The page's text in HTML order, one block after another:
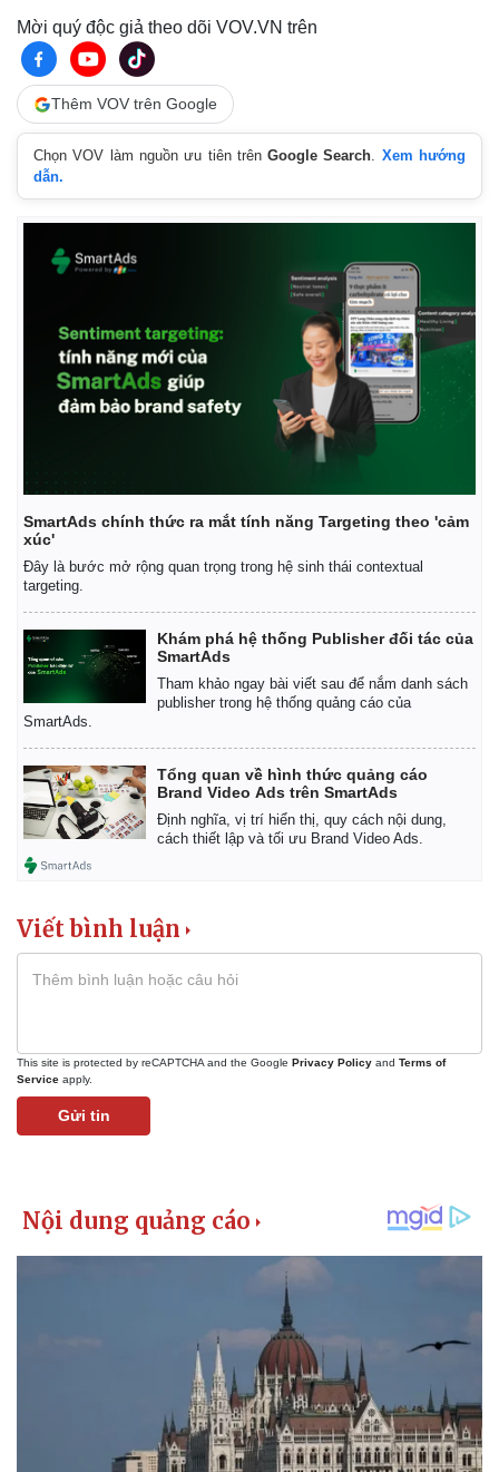
Khởi nghiệp
Thị trường
Giá vàng
Tỷ giá
Chứng khoán
Mời quý độc giả theo dõi VOV.VN trên
Thêm VOV trên Google
Chọn VOV làm nguồn ưu tiên trênGoogle Search. Xem hướng
dẫn.
SmartAds chính thức ra mắt tính năng Targeting theo 'cảm
xúc'
Đây là bước mở rộng quan trọng trong hệ sinh thái contextual
targeting.
Khám phá hệ thống Publisher đối tác của
SmartAds
Tham khảo ngay bài viết sau để nắm danh sách
publisher trong hệ thống quảng cáo của
SmartAds.
Tổng quan về hình thức quảng cáo
Brand Video Ads trên SmartAds
Định nghĩa, vị trí hiển thị, quy cách nội dung,
cách thiết lập và tối ưu Brand Video Ads.
Viết bình luận
This site is protected by reCAPTCHA and the Google Privacy Policy and Terms of
Service apply.
Gửi tin